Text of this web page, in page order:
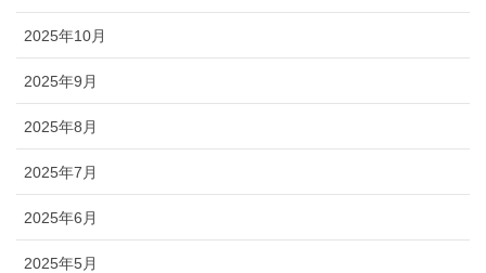
2025年10月
2025年9月
2025年8月
2025年7月
2025年6月
2025年5月